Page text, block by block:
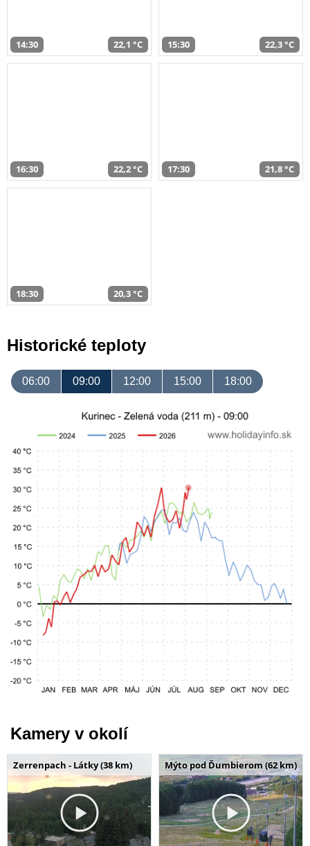
14:30 22,1 °C 15:30 22,3 °C
16:30 22,2 °C 17:30 21,8 °C
18:30 20,3 °C
Historické teploty
06:00 09:00 12:00 15:00 18:00
Kamery v okolí
Zerrenpach - Látky (38 km) Mýto pod Ďumbierom (62 km)